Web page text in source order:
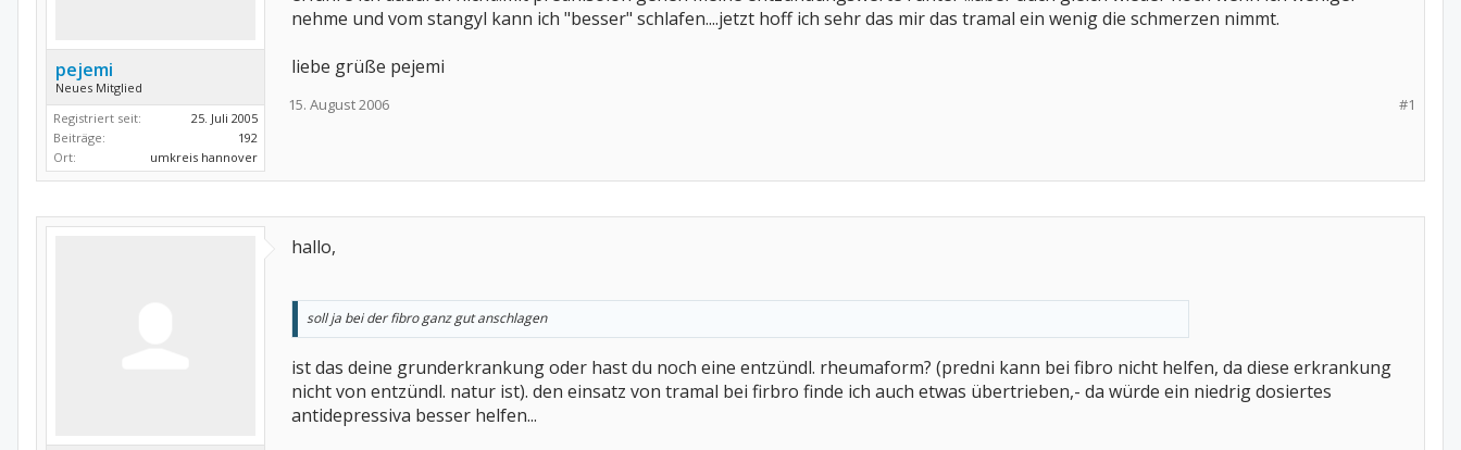
pejemi
Neues Mitglied
Registriert seit:
25. Juli 2005
Beiträge:
192
Ort:
umkreis hannover
nehme und vom stangyl kann ich "besser" schlafen....jetzt hoff ich sehr das mir das tramal ein wenig die schmerzen nimmt.
liebe grüße pejemi
#1
15. August 2006
hallo,
soll ja bei der fibro ganz gut anschlagen
ist das deine grunderkrankung oder hast du noch eine entzündl. rheumaform? (predni kann bei fibro nicht helfen, da diese erkrankung
nicht von entzündl. natur ist). den einsatz von tramal bei firbro finde ich auch etwas übertrieben,- da würde ein niedrig dosiertes
antidepressiva besser helfen...